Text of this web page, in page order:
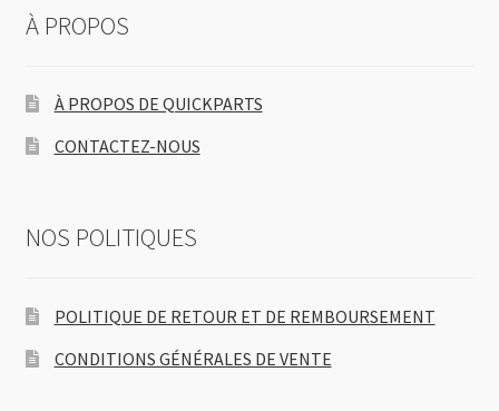
À PROPOS
À PROPOS DE QUICKPARTS
CONTACTEZ-NOUS
NOS POLITIQUES
POLITIQUE DE RETOUR ET DE REMBOURSEMENT
CONDITIONS GÉNÉRALES DE VENTE